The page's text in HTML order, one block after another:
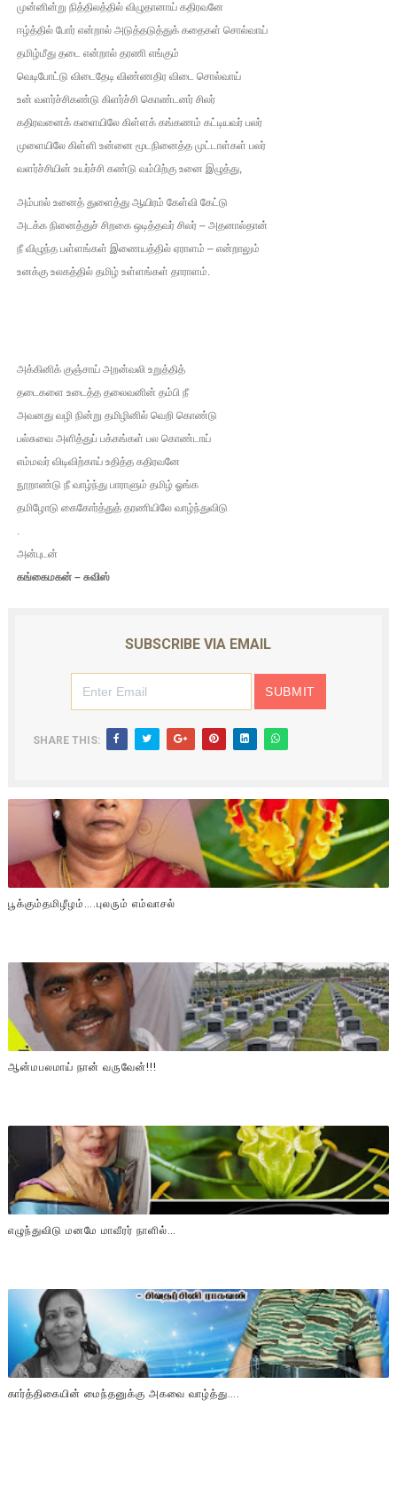
இளையராஜா – கமல் அவசர சந்திப்பு (படங்கள், விடியோ)
ஜனாதிபதி ஐக்கிய நாடுகளின் பொதுச் சபை கூட்டத்தில் இன்று
32 CM விநோத கன்றுக்குட்டி! (வீடியோ)
வலிமை தான் அஜித் திரைப்பயணத்திலே அதிக காலெக்ஷன் செய்த
முன்னின்று நித்திலத்தில் விழுதானாய் கதிரவனே
ஈழ்த்தில் போர் என்றால் அடுத்தடுத்துக் கதைகள் சொல்வாய்
தமிழ்மீது தடை என்றால் தரணி எங்கும்
வெடிபோட்டு விடைதேடி விண்ணதிர விடை சொல்வாய்
உன் வளர்ச்சிகண்டு கிளர்ச்சி கொண்டனர் சிலர்
கதிரவனைக் களையிலே கிள்ளக் கங்கணம் கட்டியவர் பலர்
முளையிலே கிள்ளி உன்னை மூடநினைத்த முட்டாள்கள் பலர்
வளர்ச்சியின் உயர்ச்சி கண்டு வம்பிற்கு உனை இழுத்து,
அம்பால் உனைத் துளைத்து ஆயிரம் கேள்வி கேட்டு
அடக்க நினைத்துச் சிறகை ஒடித்தவர் சிலர் – அதனால்தான்
நீ விழுந்த பள்ளங்கள் இணையத்தில் ஏராளம் – என்றாலும்
உனக்கு உலகத்தில் தமிழ் உள்ளங்கள் தாராளம்.
அக்கினிக் குஞ்சாய் அறன்வலி உறுத்தித்
தடைகளை உடைத்த தலைவனின் தம்பி நீ
அவனது வழி நின்று தமிழினில் வெறி கொண்டு
பல்சுவை அளித்துப் பக்கங்கள் பல கொண்டாய்
எம்மவர் விடிவிற்காய் உதித்த கதிரவனே
நூறாண்டு நீ வாழ்ந்து பாராளும் தமிழ் ஓங்க
தமிழோடு கைகோர்த்துத் தரணியிலே வாழ்ந்துவிடு
அன்புடன்
கங்கைமகன் – சுவிஸ்
SUBSCRIBE VIA EMAIL
SHARE THIS:
பூக்கும்தமிழீழம்….புலரும் எம்வாசல்
ஆன்மபலமாய் நான் வருவேன்!!!
எழுந்துவிடு மனமே மாவீரர் நாளில்…
கார்த்திகையின் மைந்தனுக்கு அகவை வாழ்த்து….